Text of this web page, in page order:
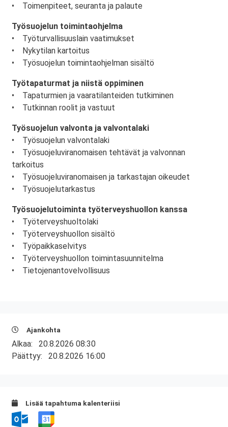
• Toimenpiteet, seuranta ja palaute
Työsuojelun toimintaohjelma
• Työturvallisuuslain vaatimukset
• Nykytilan kartoitus
• Työsuojelun toimintaohjelman sisältö
Työtapaturmat ja niistä oppiminen
• Tapaturmien ja vaaratilanteiden tutkiminen
• Tutkinnan roolit ja vastuut
Työsuojelun valvonta ja valvontalaki
• Työsuojelun valvontalaki
• Työsuojeluviranomaisen tehtävät ja valvonnan
tarkoitus
• Työsuojeluviranomaisen ja tarkastajan oikeudet
• Työsuojelutarkastus
Työsuojelutoiminta työterveyshuollon kanssa
• Työterveyshuoltolaki
• Työterveyshuollon sisältö
• Työpaikkaselvitys
• Työterveyshuollon toimintasuunnitelma
• Tietojenantovelvollisuus
Ajankohta
Alkaa: 20.8.2026 08:30
Päättyy: 20.8.2026 16:00
Lisää tapahtuma kalenteriisi